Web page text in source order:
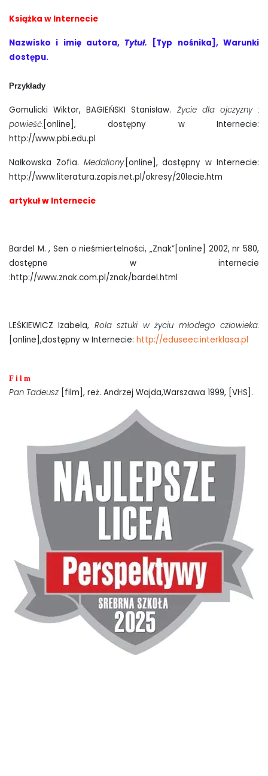
Książka w Internecie
Nazwisko i imię autora, Tytuł. [Typ nośnika], Warunki
dostępu.
Przykłady
Gomulicki Wiktor, BAGIEŃSKI Stanisław. Życie dla ojczyzny :
powieść.[online], dostępny w Internecie:
http://www.pbi.edu.pl
Nałkowska Zofia. Medaliony.[online], dostępny w Internecie:
http://www.literatura.zapis.net.pl/okresy/20lecie.htm
artykuł w Internecie
Bardel M. , Sen o nieśmiertelności, „Znak”[online] 2002, nr 580,
dostępne w internecie
:http://www.znak.com.pl/znak/bardel.html
LEŚKIEWICZ Izabela, Rola sztuki w życiu młodego człowieka.
[online],dostępny w Internecie: http://eduseec.interklasa.pl
F i l m
Pan Tadeusz [film], reż. Andrzej Wajda,Warszawa 1999, [VHS].